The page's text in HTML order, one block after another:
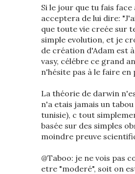
Si le jour que tu fais
acceptera de lui dire:
que toute vie creée sur
simple evolution, et je
de création d'Adam est
vasy, célébre ce grand
n'hésite pas à le faire en
La théorie de darwin
n'a etais jamais un
tunisie), c tout
basée sur des simples
moindre preuve
@Taboo: je ne vois pas
etre "moderé", soit on